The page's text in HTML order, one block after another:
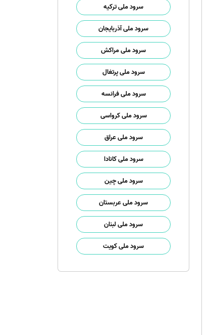
سرود ملی ترکیه
سرود ملی آذربایجان
سرود ملی مراکش
سرود ملی پرتغال
سرود ملی فرانسه
سرود ملی کرواسی
سرود ملی عراق
سرود ملی کانادا
سرود ملی چین
سرود ملی عربستان
سرود ملی لبنان
سرود ملی کویت